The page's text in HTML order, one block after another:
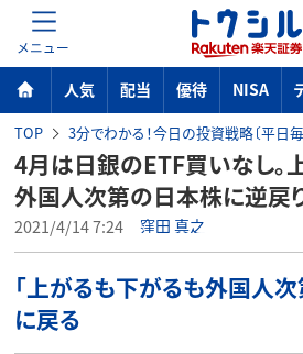
MENU
人気 配当 優待 NISA
TOP 3分でわかる！今日の投資戦略〔平日
4月は日銀のETF買いなし。
外国人次第の日本株に逆戻
2021/4/14 7:24 窪田 真之
「上がるも下がるも外国人
に戻る